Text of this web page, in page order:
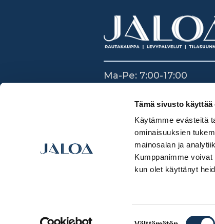
Tämä sivusto käyttää
Käytämme evästeitä
ominaisuuksien
mainosalan ja
Kumppanimme
kun olet käyttänyt
Ma-Pe: 7:00-17:00
Su: Suljettu